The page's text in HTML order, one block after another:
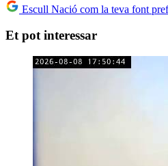
Escull Nació com la teva font
Et pot interessar